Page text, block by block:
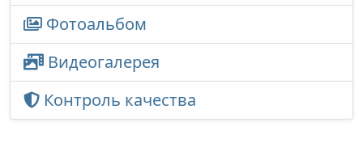
Фотоальбом
Видеогалерея
Контроль качества